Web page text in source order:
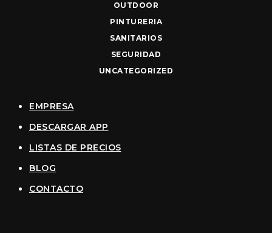
OUTDOOR
PINTURERIA
SANITARIOS
SEGURIDAD
UNCATEGORIZED
EMPRESA
DESCARGAR APP
LISTAS DE PRECIOS
BLOG
CONTACTO